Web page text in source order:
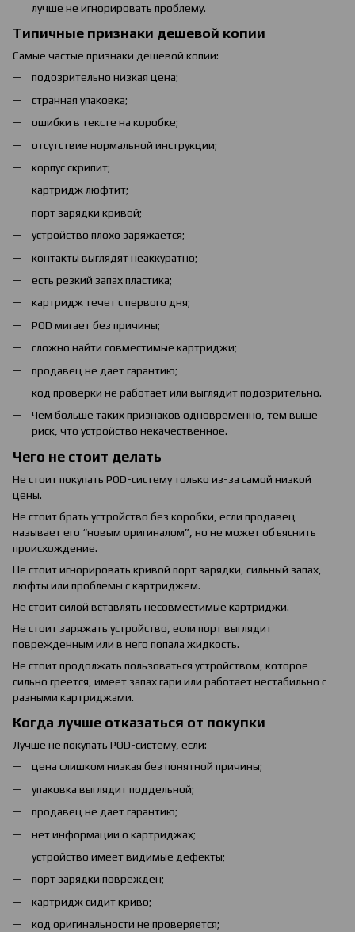
лучше не игнорировать проблему.
Типичные признаки дешевой копии
Самые частые признаки дешевой копии:
подозрительно низкая цена;
странная упаковка;
ошибки в тексте на коробке;
отсутствие нормальной инструкции;
корпус скрипит;
картридж люфтит;
порт зарядки кривой;
устройство плохо заряжается;
контакты выглядят неаккуратно;
есть резкий запах пластика;
картридж течет с первого дня;
POD мигает без причины;
сложно найти совместимые картриджи;
продавец не дает гарантию;
код проверки не работает или выглядит подозрительно.
Чем больше таких признаков одновременно, тем выше
риск, что устройство некачественное.
Чего не стоит делать
Не стоит покупать POD-систему только из-за самой низкой
цены.
Не стоит брать устройство без коробки, если продавец
называет его “новым оригиналом”, но не может объяснить
происхождение.
Не стоит игнорировать кривой порт зарядки, сильный запах,
люфты или проблемы с картриджем.
Не стоит силой вставлять несовместимые картриджи.
Не стоит заряжать устройство, если порт выглядит
поврежденным или в него попала жидкость.
Не стоит продолжать пользоваться устройством, которое
сильно греется, имеет запах гари или работает нестабильно с
разными картриджами.
Когда лучше отказаться от покупки
Лучше не покупать POD-систему, если:
цена слишком низкая без понятной причины;
упаковка выглядит поддельной;
продавец не дает гарантию;
нет информации о картриджах;
устройство имеет видимые дефекты;
порт зарядки поврежден;
картридж сидит криво;
код оригинальности не проверяется;